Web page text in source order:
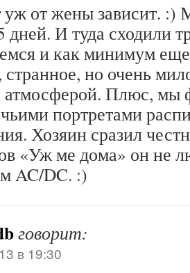
уж от жены зависит.
дней. И туда сходили
и как минимум
странное, но очень
атмосферой. Плюс, мы
портретами
Хозяин сразил
«Уж ме дома» он не
AC/DC. :)
говорит:
в 19:30